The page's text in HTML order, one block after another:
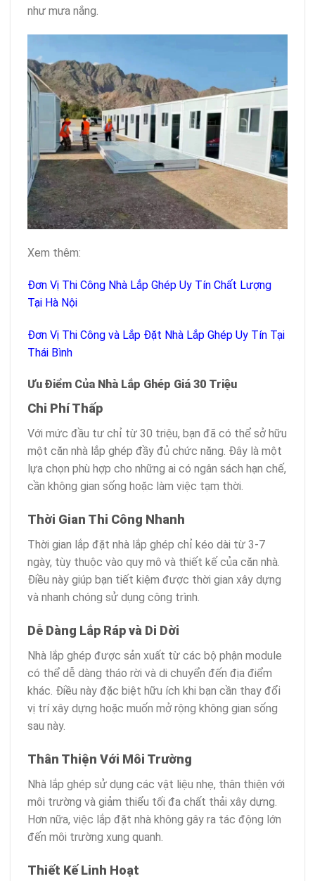
như mưa nắng.
Xem thêm:
Đơn Vị Thi Công Nhà Lắp Ghép Uy Tín Chất Lượng
Tại Hà Nội
Đơn Vị Thi Công và Lắp Đặt Nhà Lắp Ghép Uy Tín Tại
Thái Bình
Ưu Điểm Của Nhà Lắp Ghép Giá 30 Triệu
Chi Phí Thấp
Với mức đầu tư chỉ từ 30 triệu, bạn đã có thể sở hữu
một căn nhà lắp ghép đầy đủ chức năng. Đây là một
lựa chọn phù hợp cho những ai có ngân sách hạn chế,
cần không gian sống hoặc làm việc tạm thời.
Thời Gian Thi Công Nhanh
Thời gian lắp đặt nhà lắp ghép chỉ kéo dài từ 3-7
ngày, tùy thuộc vào quy mô và thiết kế của căn nhà.
Điều này giúp bạn tiết kiệm được thời gian xây dựng
và nhanh chóng sử dụng công trình.
Dễ Dàng Lắp Ráp và Di Dời
Nhà lắp ghép được sản xuất từ các bộ phận module
có thể dễ dàng tháo rời và di chuyển đến địa điểm
khác. Điều này đặc biệt hữu ích khi bạn cần thay đổi
vị trí xây dựng hoặc muốn mở rộng không gian sống
sau này.
Thân Thiện Với Môi Trường
Nhà lắp ghép sử dụng các vật liệu nhẹ, thân thiện với
môi trường và giảm thiểu tối đa chất thải xây dựng.
Hơn nữa, việc lắp đặt nhà không gây ra tác động lớn
đến môi trường xung quanh.
Thiết Kế Linh Hoạt